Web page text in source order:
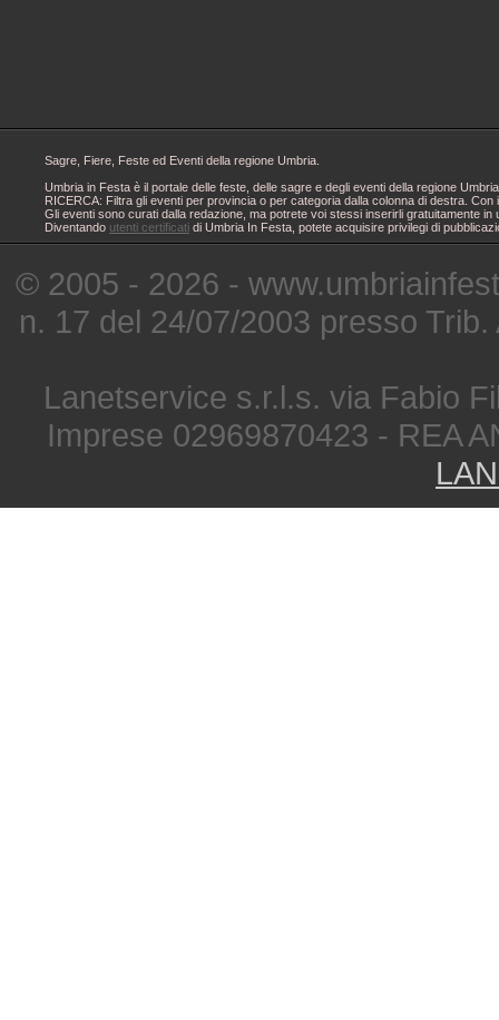
Sagre, Fiere, Feste ed Eventi della regione Umbria.
Umbria in Festa è il portale delle feste, delle sagre e degli eventi della regione
RICERCA: Filtra gli eventi per provincia o per categoria dalla colonna di destra.
Gli eventi sono curati dalla redazione, ma potrete voi stessi inserirli gratuitamente
Diventando utenti certificati di Umbria In Festa, potete acquisire privilegi di
© 2005 - 2026 -
n. 17 del 24/07/2003 presso
Lanetservice s.r.l.s. via Fabio
Imprese 02969870423 - REA